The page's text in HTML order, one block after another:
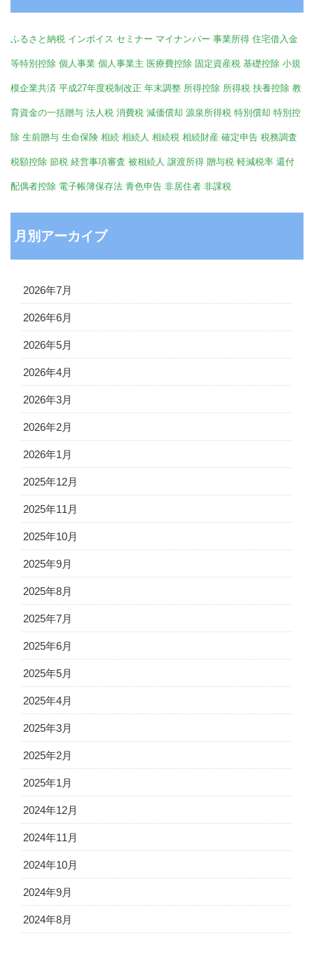
ふるさと納税 インボイス セミナー マイナンバー 事業所得 住宅借入金
等特別控除 個人事業 個人事業主 医療費控除 固定資産税 基礎控除 小規
模企業共済 平成27年度税制改正 年末調整 所得控除 所得税 扶養控除 教
育資金の一括贈与 法人税 消費税 減価償却 源泉所得税 特別償却 特別控
除 生前贈与 生命保険 相続 相続人 相続税 相続財産 確定申告 税務調査
税額控除 節税 経営事項審査 被相続人 譲渡所得 贈与税 軽減税率 還付
配偶者控除 電子帳簿保存法 青色申告 非居住者 非課税
月別アーカイブ
2026年7月
2026年6月
2026年5月
2026年4月
2026年3月
2026年2月
2026年1月
2025年12月
2025年11月
2025年10月
2025年9月
2025年8月
2025年7月
2025年6月
2025年5月
2025年4月
2025年3月
2025年2月
2025年1月
2024年12月
2024年11月
2024年10月
2024年9月
2024年8月